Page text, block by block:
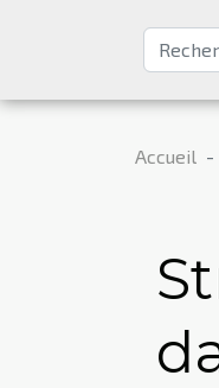
Accueil